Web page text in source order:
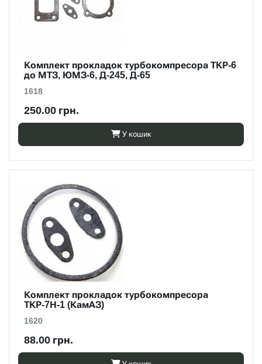
Комплект прокладок турбокомпресора ТКР-6
до МТЗ, ЮМЗ-6, Д-245, Д-65
1618
250.00 грн.
У кошик
Комплект прокладок турбокомпресора
ТКР-7Н-1 (КамАЗ)
1620
88.00 грн.